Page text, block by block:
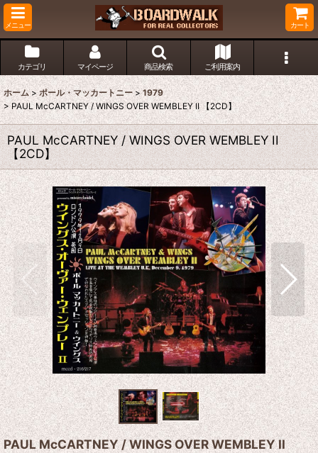
メニュー カート
カテゴリ マイページ 商品検索 ご利用案内
ホーム > ポール・マッカートニー > 1979
> PAUL McCARTNEY / WINGS OVER WEMBLEY II 【2CD】
PAUL McCARTNEY / WINGS OVER WEMBLEY II
【2CD】
PAUL McCARTNEY / WINGS OVER WEMBLEY II